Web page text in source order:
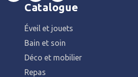
Catalogue
Éveil et jouets
Bain et soin
Déco et mobilier
Repas